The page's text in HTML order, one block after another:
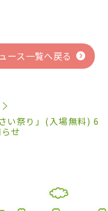
ース一覧へ戻る
い祭り」(入場無料) 6
せ